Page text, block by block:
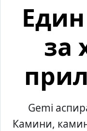
за
Gemi
Камини,